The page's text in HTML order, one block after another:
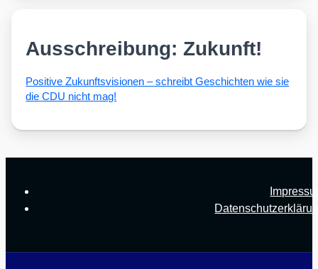
Ausschreibung: Zukunft!
Posi­ti­ve Zukunfts­vi­sio­nen – schreibt Geschich­ten wie sie
die CDU nicht mag!